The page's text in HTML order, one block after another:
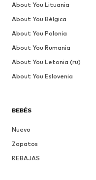
BEBÉS
Nuevo
Zapatos
REBAJAS
About You Lituania
About You Bélgica
About You Polonia
About You Rumania
About You Letonia (ru)
About You Eslovenia